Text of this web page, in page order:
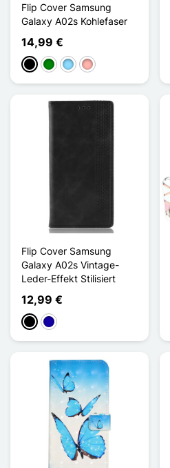
Flip Cover Samsung
Galaxy A02s Kohlefaser
14,99 €
Schwarz
GrünHellblauRoségold
Flip Cover Samsung
Galaxy A02s Vintage-
Leder-Effekt Stilisiert
12,99 €
SchwarzDunkelblau